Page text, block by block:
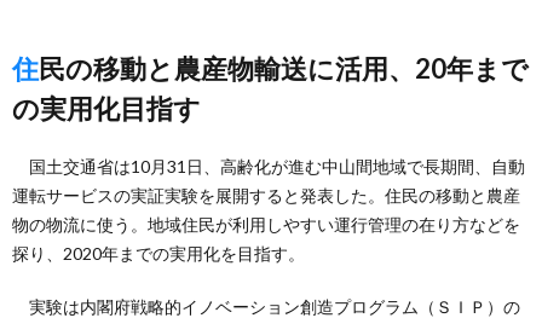
住民の移動と農産物輸送に活用、20年まで
の実用化目指す
国土交通省は10月31日、高齢化が進む中山間地域で長期間、自動
運転サービスの実証実験を展開すると発表した。住民の移動と農産
物の物流に使う。地域住民が利用しやすい運行管理の在り方などを
探り、2020年までの実用化を目指す。
実験は内閣府戦略的イノベーション創造プログラム（ＳＩＰ）の